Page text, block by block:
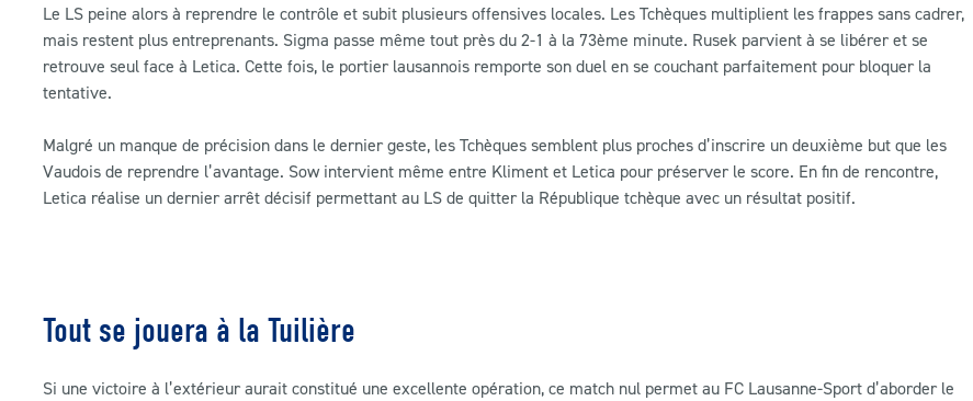
Le LS peine alors à reprendre le contrôle et subit plusieurs offensives locales. Les Tchèques multiplient les frappes sans cadrer,
mais restent plus entreprenants. Sigma passe même tout près du 2-1 à la 73ème minute. Rusek parvient à se libérer et se
retrouve seul face à Letica. Cette fois, le portier lausannois remporte son duel en se couchant parfaitement pour bloquer la
tentative.
Malgré un manque de précision dans le dernier geste, les Tchèques semblent plus proches d’inscrire un deuxième but que les
Vaudois de reprendre l’avantage. Sow intervient même entre Kliment et Letica pour préserver le score. En fin de rencontre,
Letica réalise un dernier arrêt décisif permettant au LS de quitter la République tchèque avec un résultat positif.
Tout se jouera à la Tuilière
Si une victoire à l’extérieur aurait constitué une excellente opération, ce match nul permet au FC Lausanne-Sport d’aborder le